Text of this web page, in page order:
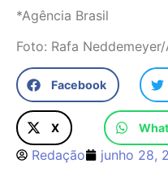
*Agência Brasil
Foto: Rafa
Facebook
X
Redação junho 28,